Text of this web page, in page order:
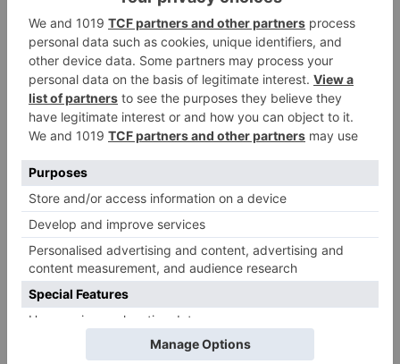
Ingeniería Informática, Maestro de Educación
Primaria, Derecho, Maestro en Educación
Infantil, Ingeniería Mecánica, Arquitectura
Técnica, Terapia Ocupacional, Ingeniería de la
Salud y Química, todos ellos con más de 665
preinscripciones.
El primer listado de admitidos se publicará el
jueves 10 de julio, día que comienza el primero
de los tres periodos de matriculación señalados
para el sistema universitario de Castilla y León.
Las fechas de publicación de los listados de
admitidos y de matriculación para el curso
académico 2025/2026 pueden consultarse